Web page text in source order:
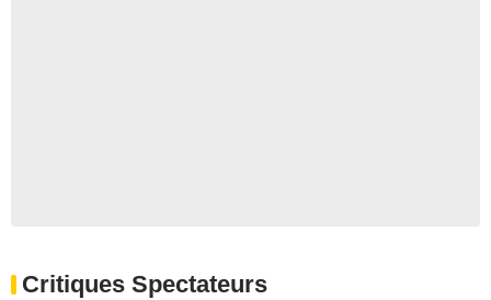
Critiques Spectateurs